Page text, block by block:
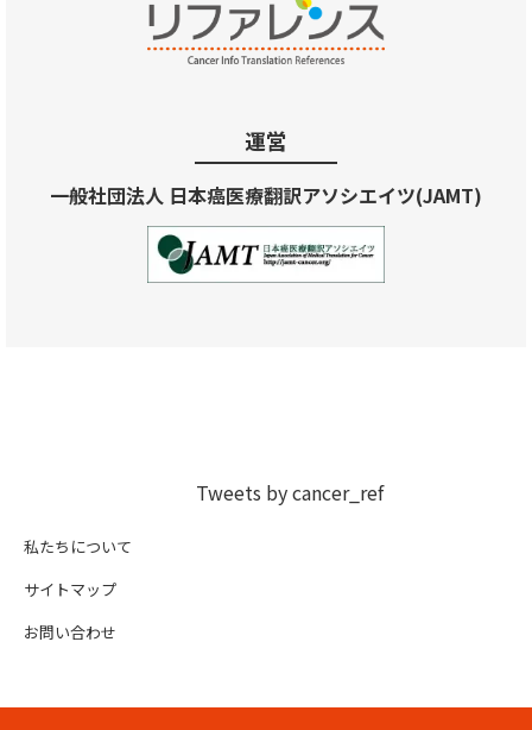
運営
一般社団法人 日本癌医療翻訳アソシエイツ(JAMT)
Tweets by cancer_ref
私たちについて
サイトマップ
お問い合わせ